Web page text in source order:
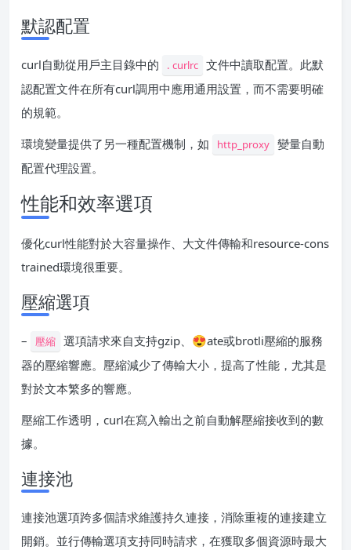
默認配置
curl自動從用戶主目錄中的 . curlrc 文件中讀取配置。此默
認配置文件在所有curl調用中應用通用設置，而不需要明確
的規範。
環境變量提供了另一種配置機制，如
http_proxy 變量自動
配置代理設置。
性能和效率選項
優化curl性能對於大容量操作、大文件傳輸和resource-cons
trained環境很重要。
壓縮選項
– 壓縮 選項請求來自支持gzip、😍ate或brotli壓縮的服務
器的壓縮響應。壓縮減少了傳輸大小，提高了性能，尤其是
對於文本繁多的響應。
壓縮工作透明，curl在寫入輸出之前自動解壓縮接收到的數
據。
連接池
連接池選項跨多個請求維護持久連接，消除重複的連接建立
開銷。並行傳輸選項支持同時請求，在獲取多個資源時最大